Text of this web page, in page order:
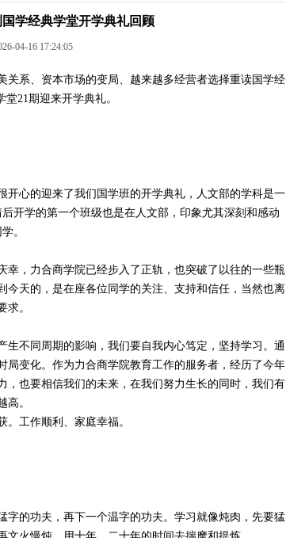
学经典学堂开学典礼回顾
04-16 17:24:05
系、资本市场的变局、越来越多经营者选择重读国学经
21期迎来开学典礼。
心的迎来了我们国学班的开学典礼，人文部的学科是一
开学的第一个班级也是在人文部，印象尤其深刻和感动
。
幸，力合商学院已经步入了正轨，也突破了以往的一些瓶
天的，是在座各位同学的关注、支持和信任，当然也离
求。
不同周期的影响，我们要自我内心笃定，坚持学习。通
变化。作为力合商学院教育工作的服务者，经历了今年
也要相信我们的未来，在我们努力生长的同时，我们有
高。
工作顺利、家庭幸福。
的功夫，再下一个温字的功夫。学习就像炖肉，先要猛